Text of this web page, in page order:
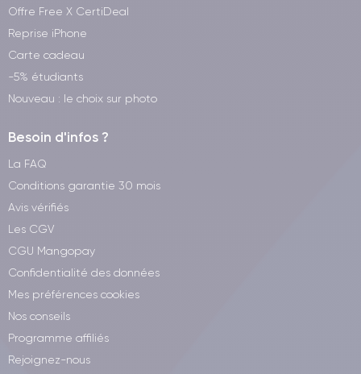
Offre Free X CertiDeal
Reprise iPhone
Carte cadeau
-5% étudiants
Nouveau : le choix sur photo
Besoin d'infos ?
La FAQ
Conditions garantie 30 mois
Avis vérifiés
Les CGV
CGU Mangopay
Confidentialité des données
Mes préférences cookies
Nos conseils
Programme affiliés
Rejoignez-nous